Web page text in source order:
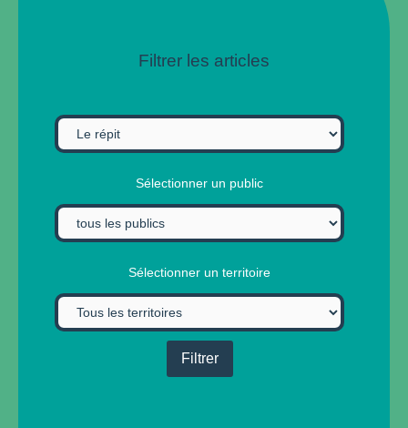
Filtrer les articles
Sélectionner un public
Sélectionner un territoire